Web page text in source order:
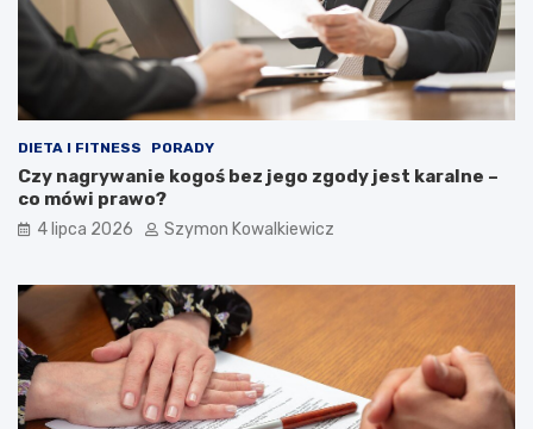
DIETA I FITNESS PORADY
Czy nagrywanie kogoś bez jego zgody jest karalne –
co mówi prawo?
4 lipca 2026 Szymon Kowalkiewicz